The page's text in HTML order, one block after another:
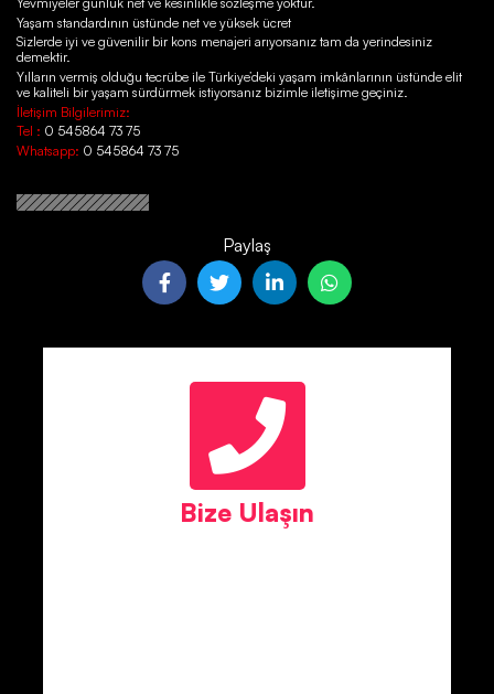
Yaşam standardının üstünde net ve yüksek ücret
Sizlerde iyi ve güvenilir bir kons menajeri arıyorsanız tam da yerindesiniz
demektir.
Yılların vermiş olduğu tecrübe ile Türkiye’deki yaşam imkânlarının üstünde elit
ve kaliteli bir yaşam sürdürmek istiyorsanız bizimle iletişime geçiniz.
İletişim Bilgilerimiz:
Tel : 0 545864 73 75
Whatsapp: 0 545864 73 75
Paylaş
Bize Ulaşın